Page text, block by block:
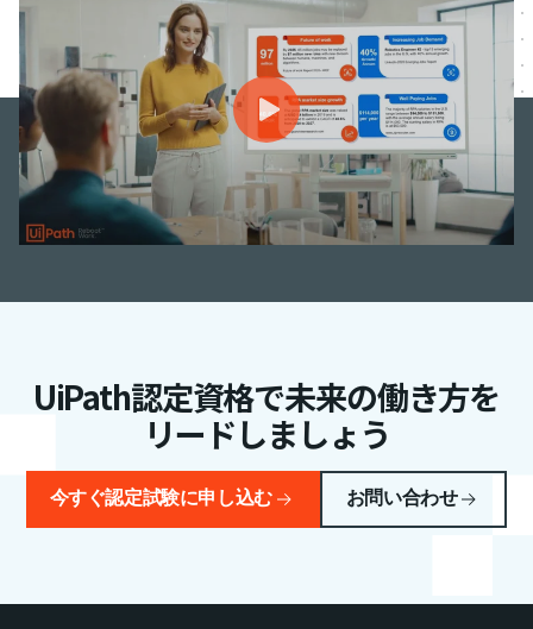
UiPath認定資格で未来の働き方を
リードしましょう
今すぐ認定試験に申し込む お問い合わせ